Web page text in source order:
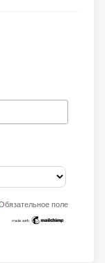
поле